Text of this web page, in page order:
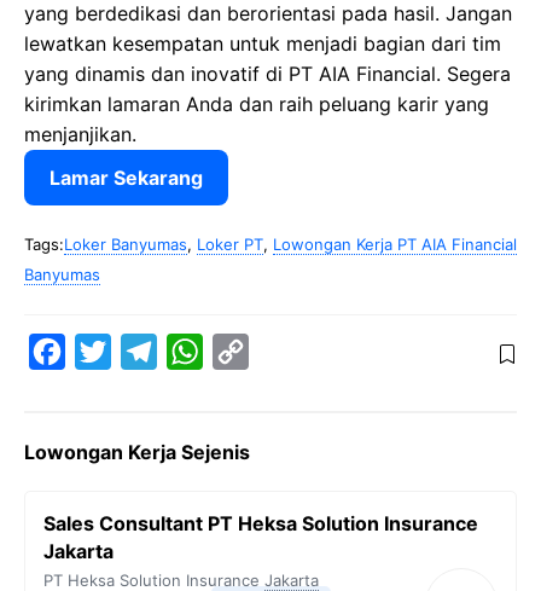
yang berdedikasi dan berorientasi pada hasil. Jangan
lewatkan kesempatan untuk menjadi bagian dari tim
yang dinamis dan inovatif di PT AIA Financial. Segera
kirimkan lamaran Anda dan raih peluang karir yang
menjanjikan.
Lamar Sekarang
Tags:Loker Banyumas, Loker PT, Lowongan Kerja PT AIA Financial
Banyumas
e
o
o
t
e
e
r
a
W
t
A
y
i
Lowongan Kerja Sejenis
Sales Consultant PT Heksa Solution Insurance
Jakarta
PT Heksa Solution Insurance Jakarta